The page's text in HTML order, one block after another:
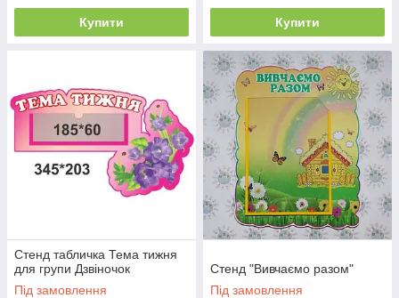
Купити Купити
Стенд табличка Тема тижня
для групи Дзвіночок
Під замовлення
Стенд "Вивчаємо разом"
Під замовлення